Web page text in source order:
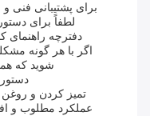
برای پشتیبانی
لطفاً برای
دفترچه راهنمای
اگر با هر گونه
شوید که
تمیز کردن و
عملکرد مطلوب و